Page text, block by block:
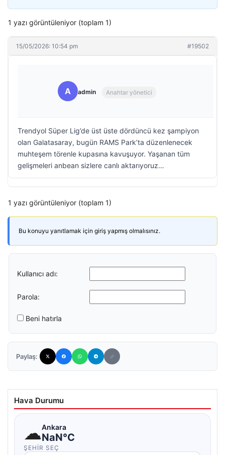
1 yazı görüntüleniyor (toplam 1)
15/05/2026: 10:54 pm #19502
A admin Anahtar yönetici
Trendyol Süper Lig’de üst üste dördüncü kez şampiyon
olan Galatasaray, bugün RAMS Park’ta düzenlenecek
muhteşem törenle kupasına kavuşuyor. Yaşanan tüm
gelişmeleri anbean sizlere canlı aktarıyoruz…
1 yazı görüntüleniyor (toplam 1)
Bu konuyu yanıtlamak için giriş yapmış olmalısınız.
Kullanıcı adı:
Parola:
Beni hatırla
Paylaş:
Hava Durumu
☁Ankara
NaN°C
ŞEHIR SEÇ